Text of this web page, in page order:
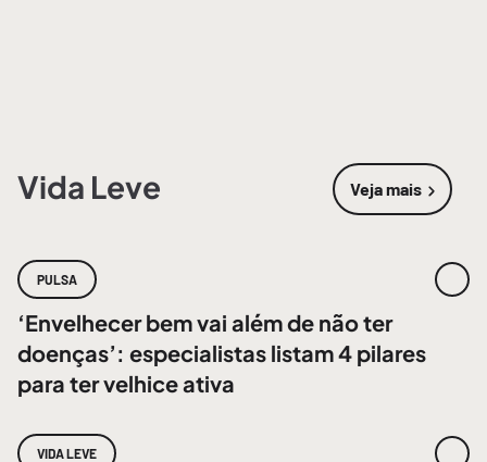
Vida Leve Veja mais
sobre Vida
PULSA
‘Envelhecer bem vai além de não ter
doenças’: especialistas listam 4 pilares
para ter velhice ativa
VIDA LEVE